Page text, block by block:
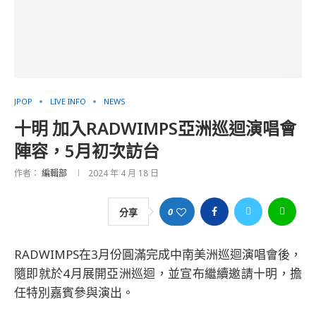
JPOP LIVE INFO NEWS
十明 加入RADWIMPS亞洲巡迴演唱會
陣容，5月初次訪台
作者： 編輯部 2024 年 4 月 18 日
分享 0
RADWIMPS在3月份圓滿完成中南美洲巡迴演唱會後，
隨即就於4月展開亞洲巡迴，並宣布繼續邀請十明，擔
任特別嘉賓參與演出。